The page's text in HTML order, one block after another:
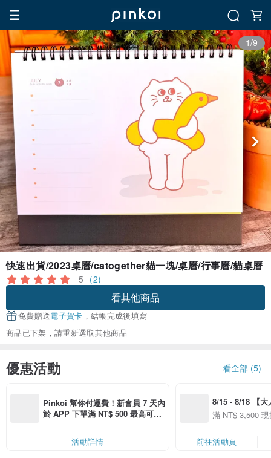
1/9
快速出貨/2023桌曆/catogether貓一塊/桌曆/行事曆/貓桌曆
5 (2)
看其他商品
免費贈送電子賀卡 ，結帳完成後填寫
商品已下架，請重新選取其他商品
優惠活動 看全部 (5)
Pinkoi 幫你付運費！新會員 7 天內
於 APP 下單滿 NT$ 500 最高可折
活動詳情
8/15 - 8/18 【大
季】滿
50
滿 NT$ 3,500
前往活動頁